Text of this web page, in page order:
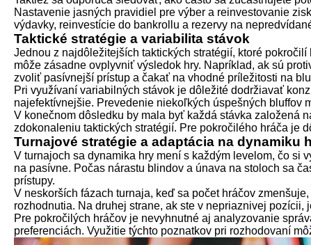
Nastavenie jasných pravidiel pre výber a reinvestovanie
výdavky, reinvestície do bankrollu a rezervy na
Taktické stratégie a variabilita stávok
Jednou z najdôležitejších taktických stratégií, ktoré
môže zásadne ovplyvniť výsledok hry. Napríklad, ak sú
zvoliť pasívnejší prístup a čakať na vhodné príležitosti na
Pri využívaní variabilných stávok je dôležité dodržiavať
najefektívnejšie. Prevedenie niekoľkých úspešných bluffov
V konečnom dôsledku by mala byť každá stávka založená
zdokonaleniu taktických stratégií. Pre pokročilého hráča je
Turnajové stratégie a adaptácia na dynamiku
V turnajoch sa dynamika hry mení s každým levelom, čo si
na pasívne. Počas nárastu blindov a únava na stoloch sa
prístupy.
V neskorších fázach turnaja, keď sa počet hráčov
rozhodnutia. Na druhej strane, ak ste v nepriaznivej
Pre pokročilých hráčov je nevyhnutné aj analyzovanie
preferenciách. Využitie týchto poznatkov pri rozhodovaní